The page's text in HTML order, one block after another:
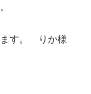
ます。 りか様